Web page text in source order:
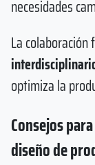
necesidades
La
optimiza la
Consejos
diseño de